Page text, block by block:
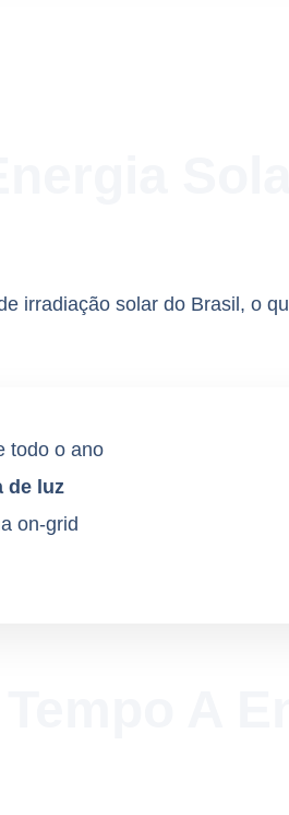
irradiação solar do Brasil, o
todo o ano
de luz
on-grid